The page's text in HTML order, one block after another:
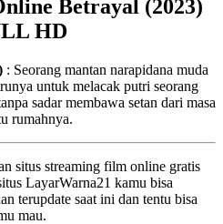
Betrayal (2023)
HD
: Seorang mantan narapidana muda
untuk melacak putri seorang
sadar membawa setan dari masa
rumahnya.
situs streaming film online gratis
LayarWarna21 kamu bisa
terupdate saat ini dan tentu bisa
mau.